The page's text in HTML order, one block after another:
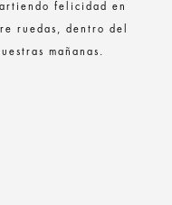
felicidad en
ruedas, dentro del
mañanas.